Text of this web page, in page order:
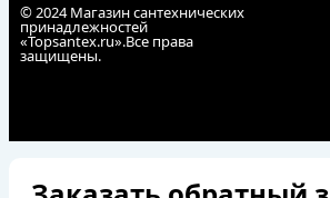
© 2024 Магазин сантехнических
принадлежностей
«Topsantex.ru».Все права
защищены.